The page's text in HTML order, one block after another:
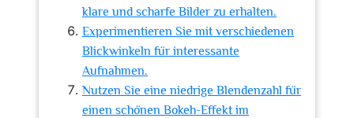
klare und scharfe Bilder zu erhalten.
Experimentieren Sie mit verschiedenen
Blickwinkeln für interessante
Aufnahmen.
Nutzen Sie eine niedrige Blendenzahl für
einen schönen Bokeh-Effekt im